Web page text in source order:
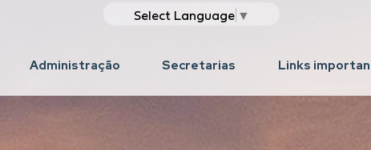
Select Language ▼
Administração Secretarias Links